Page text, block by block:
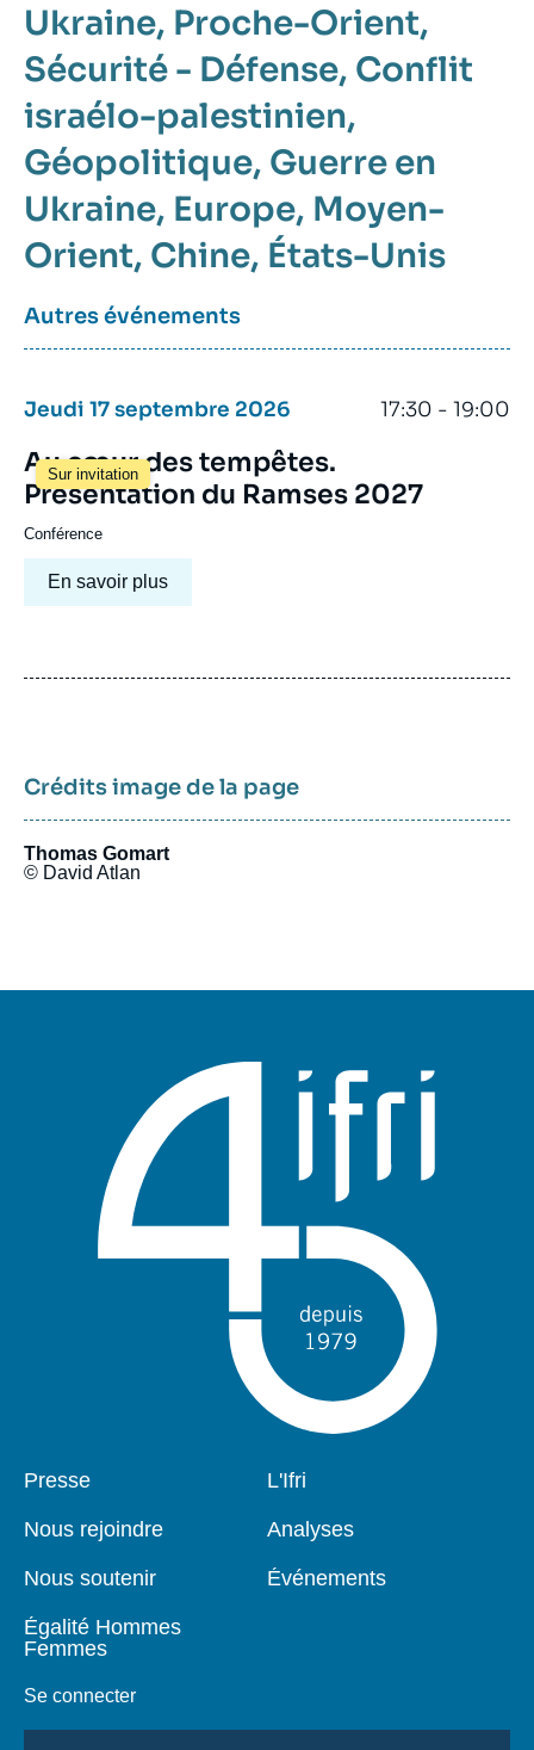
Ukraine Proche-Orient
Sécurité - Défense Conflit
israélo-palestinien
Géopolitique Guerre en
Ukraine Europe Moyen-
Orient Chine États-Unis
Autres événements
Jeudi 17 septembre 2026 17:30 - 19:00
Sur invitation
Au cœur des tempêtes.
Présentation du Ramses 2027
Conférence
En savoir plus
Crédits image de la page
Thomas Gomart
© David Atlan
Pied
Presse
Nous rejoindre
Nous soutenir
Égalité Hommes
Femmes
Se connecter
Navigation
L'Ifri
Analyses
Événements